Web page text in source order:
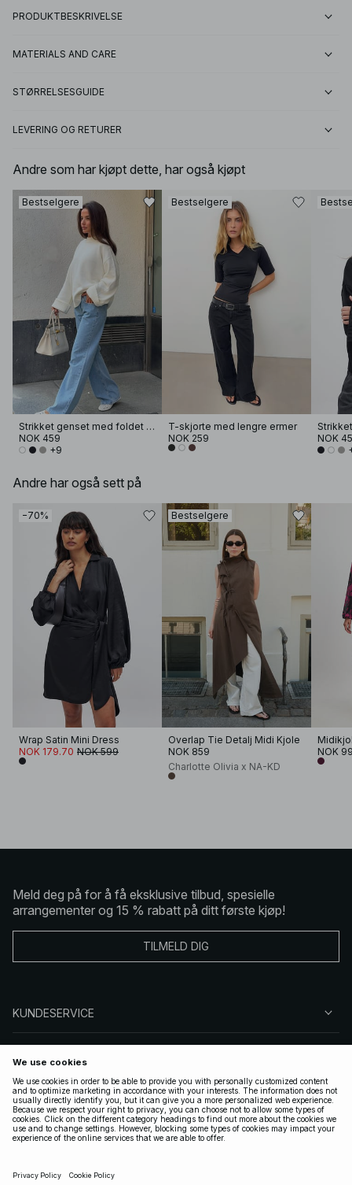
PRODUKTBESKRIVELSE
MATERIALS AND CARE
STØRRELSESGUIDE
LEVERING OG RETURER
Andre som har kjøpt dette, har også kjøpt
Bestselgere
Strikket genset med foldet erme
NOK 459
+9
Bestselgere
T-skjorte med lengre ermer
NOK 259
NOK
Andre har også sett på
−70%
Wrap Satin Mini Dress
NOK 179.70 NOK 599
Bestselgere
Overlap Tie Detalj Midi Kjole
NOK 859
Charlotte Olivia x NA-KD
NOK
Meld deg på for å få eksklusive tilbud, spesielle
arrangementer og 15 % rabatt på ditt første kjøp!
TILMELD DIG
KUNDESERVICE
FØLG OSS
LOVLIG